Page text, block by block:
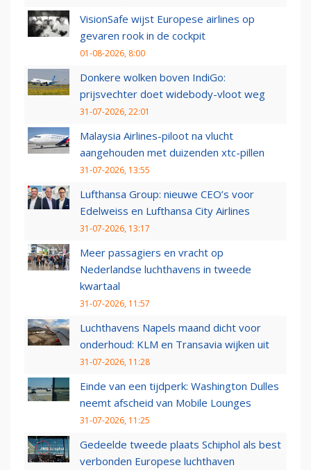
VisionSafe wijst Europese airlines op
gevaren rook in de cockpit
01-08-2026, 8:00
Donkere wolken boven IndiGo:
prijsvechter doet widebody-vloot weg
31-07-2026, 22:01
Malaysia Airlines-piloot na vlucht
aangehouden met duizenden xtc-pillen
31-07-2026, 13:55
Lufthansa Group: nieuwe CEO’s voor
Edelweiss en Lufthansa City Airlines
31-07-2026, 13:17
Meer passagiers en vracht op
Nederlandse luchthavens in tweede
kwartaal
31-07-2026, 11:57
Luchthavens Napels maand dicht voor
onderhoud: KLM en Transavia wijken uit
31-07-2026, 11:28
Einde van een tijdperk: Washington Dulles
neemt afscheid van Mobile Lounges
31-07-2026, 11:25
Gedeelde tweede plaats Schiphol als best
verbonden Europese luchthaven